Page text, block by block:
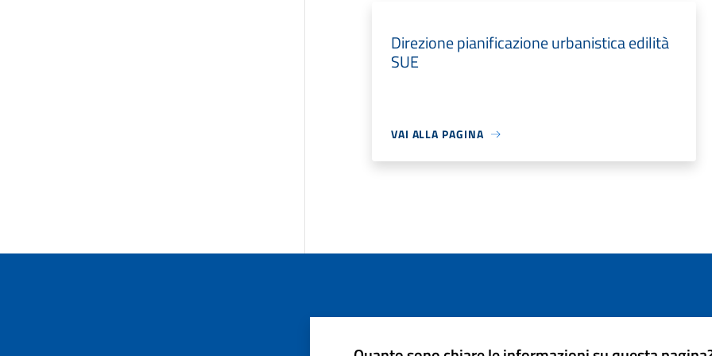
Direzione pianificazione urbanistica edilità
SUE
VAI ALLA PAGINA